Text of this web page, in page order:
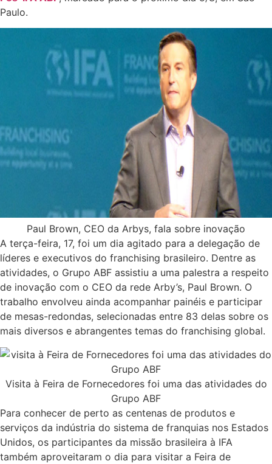
Paulo.
Paul Brown, CEO da Arbys, fala sobre inovação
A terça-feira, 17, foi um dia agitado para a delegação de
líderes e executivos do franchising brasileiro. Dentre as
atividades, o Grupo ABF assistiu a uma palestra a respeito
de inovação com o CEO da rede Arby’s, Paul Brown. O
trabalho envolveu ainda acompanhar painéis e participar
de mesas-redondas, selecionadas entre 83 delas sobre os
mais diversos e abrangentes temas do franchising global.
Visita à Feira de Fornecedores foi uma das atividades do
Grupo ABF
Para conhecer de perto as centenas de produtos e
serviços da indústria do sistema de franquias nos Estados
Unidos, os participantes da missão brasileira à IFA
também aproveitaram o dia para visitar a Feira de